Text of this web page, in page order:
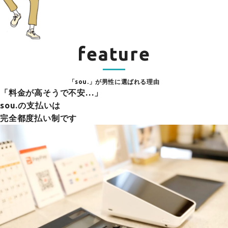
feature
「sou.」が男性に選ばれる理由
「料金が高そうで不安…」
sou.の支払いは
完全都度払い制です